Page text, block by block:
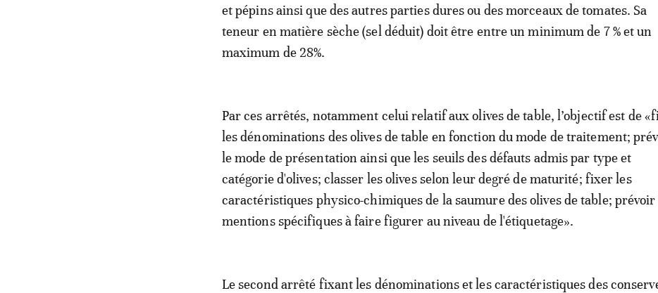
et pépins ainsi que des autres parties dures ou des morceaux de tomates. Sa
teneur en matière sèche (sel déduit) doit être entre un minimum de 7 % et un
maximum de 28%.
Par ces arrêtés, notamment celui relatif aux olives de table, l’objectif est de
les dénominations des olives de table en fonction du mode de traitement;
le mode de présentation ainsi que les seuils des défauts admis par type et
catégorie d'olives; classer les olives selon leur degré de maturité; fixer les
caractéristiques physico-chimiques de la saumure des olives de table; prévoir
mentions spécifiques à faire figurer au niveau de l'étiquetage».
Le second arrêté fixant les dénominations et les caractéristiques des